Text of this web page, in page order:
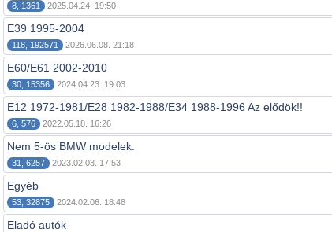
8, 1361 2025.04.24. 19:50
E39 1995-2004
118, 192571 2026.06.08. 21:18
E60/E61 2002-2010
30, 15356 2024.04.23. 19:03
E12 1972-1981/E28 1982-1988/E34 1988-1996 Az elődök!!
6, 576 2022.05.18. 16:26
Nem 5-ös BMW modelek.
31, 6257 2023.02.03. 17:53
Egyéb
53, 32875 2024.02.06. 18:48
Eladó autók